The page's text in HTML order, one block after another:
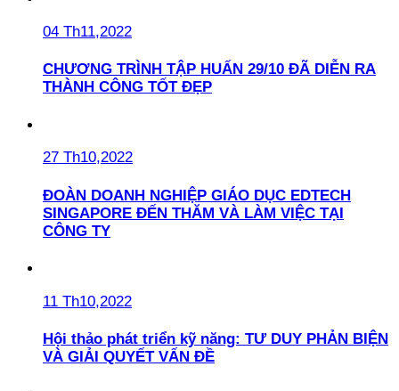
04 Th11,2022
CHƯƠNG TRÌNH TẬP HUẤN 29/10 ĐÃ DIỄN RA
THÀNH CÔNG TỐT ĐẸP
27 Th10,2022
ĐOÀN DOANH NGHIỆP GIÁO DỤC EDTECH
SINGAPORE ĐẾN THĂM VÀ LÀM VIỆC TẠI
CÔNG TY
11 Th10,2022
Hội thảo phát triển kỹ năng: TƯ DUY PHẢN BIỆN
VÀ GIẢI QUYẾT VẤN ĐỀ